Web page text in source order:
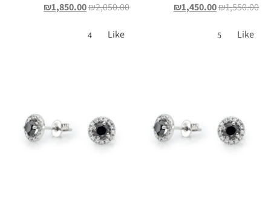
₪1,550.00
₪1,450.00
Like
5
₪2,050.00
₪1,850.00
Like
4